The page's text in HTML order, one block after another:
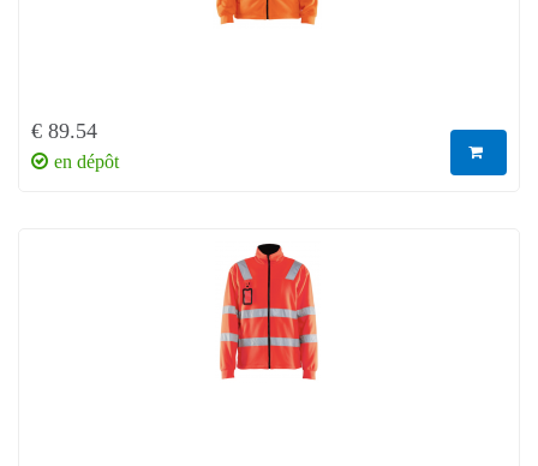
€ 89.54
en dépôt